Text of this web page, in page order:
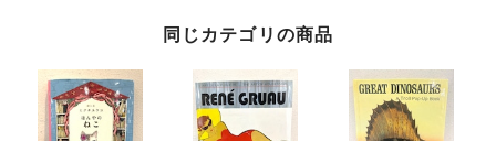
同じカテゴリの商品